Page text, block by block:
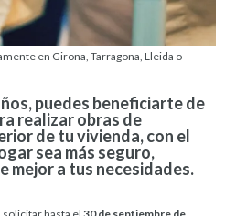
en Girona, Tarragona, Lleida o
puedes beneficiarte de
realizar obras de
de tu vivienda, con el
sea más seguro,
mejor a tus necesidades.